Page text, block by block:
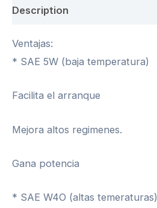
Description
Ventajas:
* SAE 5W (baja temperatura)
Facilita el arranque
Mejora altos regimenes.
Gana potencia
* SAE W4O (altas temeraturas)